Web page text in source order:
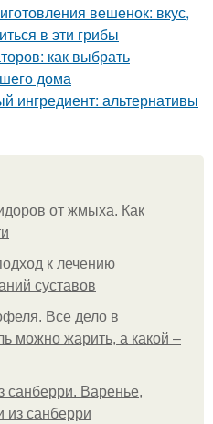
вешенок: вкус,
в эти грибы
как выбрать
дома
ингредиент: альтернативы
от жмыха. Как
к лечению
суставов
Все дело в
можно жарить, а какой –
санберри. Варенье,
из санберри